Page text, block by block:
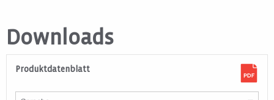
Downloads
Produktdatenblatt